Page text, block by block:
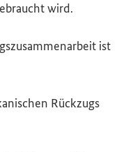
wird.
ist
Rückzugs